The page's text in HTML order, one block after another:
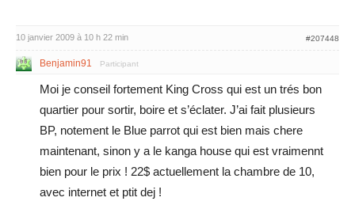
10 janvier 2009 à 10 h 22 min #207448
Benjamin91 Participant
Moi je conseil fortement King Cross qui est un trés bon
quartier pour sortir, boire et s’éclater. J’ai fait plusieurs
BP, notement le Blue parrot qui est bien mais chere
maintenant, sinon y a le kanga house qui est vraimennt
bien pour le prix ! 22$ actuellement la chambre de 10,
avec internet et ptit dej !